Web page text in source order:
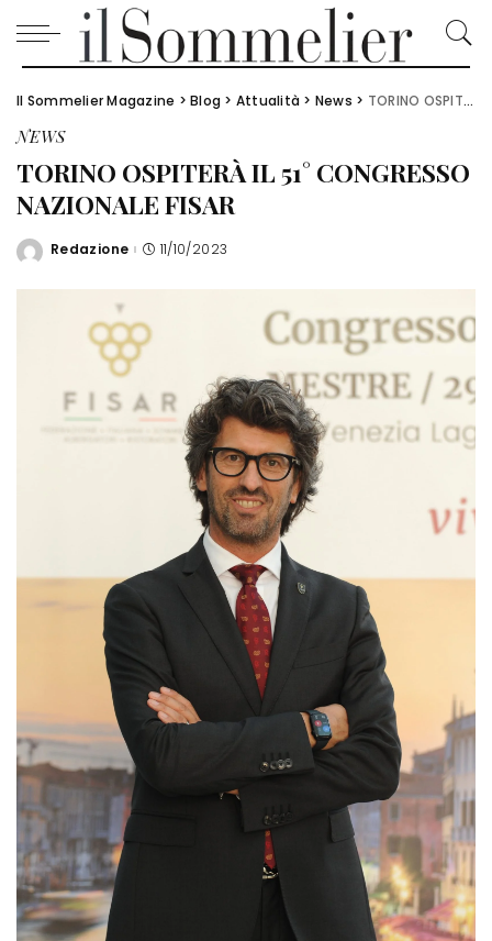
Il Sommelier Magazine >Blog > Attualità > News > TORINO OSPITERÀ IL 51° CONGRESSO NAZIONALE FISAR
NEWS
TORINO OSPITERÀ IL 51° CONGRESSO
NAZIONALE FISAR
Posted
Redazione 11/10/2023